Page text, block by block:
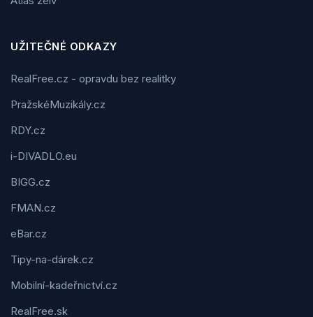
UŽITEČNÉ ODKAZY
RealFree.cz - opravdu bez realitky
PražskéMuzikály.cz
RDY.cz
i-DIVADLO.eu
BIGG.cz
FMAN.cz
eBar.cz
Tipy-na-dárek.cz
Mobilní-kadeřnictví.cz
RealFree.sk